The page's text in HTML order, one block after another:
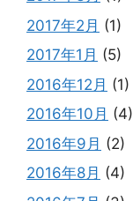
2017年2月 (1)
2017年1月 (5)
2016年12月 (1)
2016年10月 (4)
2016年9月 (2)
2016年8月 (4)